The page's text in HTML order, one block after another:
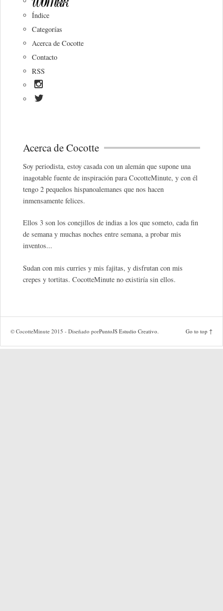
Índice
Categorías
Acerca de Cocotte
Contacto
RSS
Acerca de Cocotte
Soy periodista, estoy casada con un alemán que supone una
inagotable fuente de inspiración para CocotteMinute, y con él
tengo 2 pequeños hispanoalemanes que nos hacen
inmensamente felices.
Ellos 3 son los conejillos de indias a los que someto, cada fin
de semana y muchas noches entre semana, a probar mis
inventos...
Sudan con mis curries y mis fajitas, y disfrutan con mis
crepes y tortitas. CocotteMinute no existiría sin ellos.
© CocotteMinute 2015 - Diseñado porPuntoJS Estudio Creativo Go to top ↑